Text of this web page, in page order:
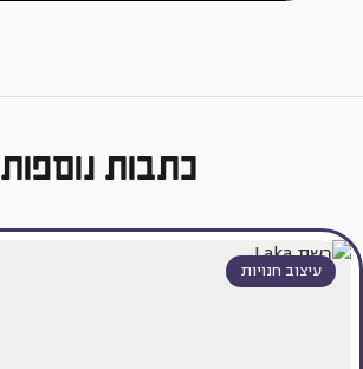
כתבות נוספות
עיצוב חנויות